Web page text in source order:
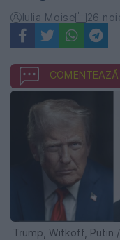
Iulia Moise 26
COMENTEAZĂ
Trump, Witkoff, Putin